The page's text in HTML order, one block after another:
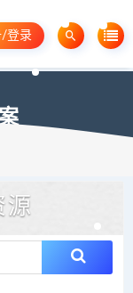
/登录
源